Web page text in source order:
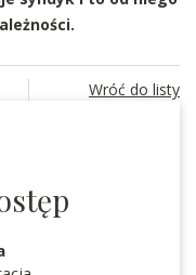
Wróć do listy